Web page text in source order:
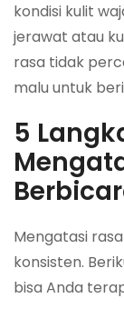
kondisi kulit
jerawat atau
rasa tidak
malu untuk
5
Mengatasi
konsisten.
bisa Anda